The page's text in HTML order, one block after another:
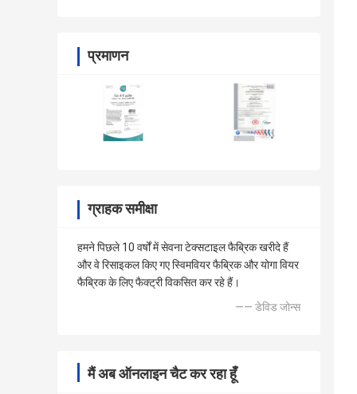
प्रमाणन
ग्राहक समीक्षा
हमने पिछले 10 वर्षों में सेवना टेक्सटाइल फैब्रिक खरीदे हैं
और वे रिसाइकल किए गए स्विमवियर फैब्रिक और योगा वियर
फैब्रिक के लिए फैक्ट्री विकसित कर रहे हैं।
—— डेविड जोन्स
मैं अब ऑनलाइन चैट कर रहा हूँ